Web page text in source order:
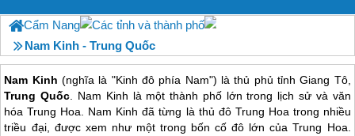
Cẩm Nang
Các tỉnh và thành phố
Nam Kinh - Trung Quốc
Nam Kinh (nghĩa là "Kinh đô phía Nam") là thủ phủ tỉnh Giang Tô,
Trung Quốc. Nam Kinh là một thành phố lớn trong lịch sử và văn
hóa Trung Hoa. Nam Kinh đã từng là thủ đô Trung Hoa trong nhiều
triều đại, được xem như một trong bốn cố đô lớn của Trung Hoa.